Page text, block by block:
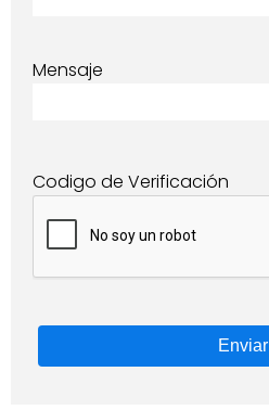
Mensaje
Codigo de Verificación
Enviar